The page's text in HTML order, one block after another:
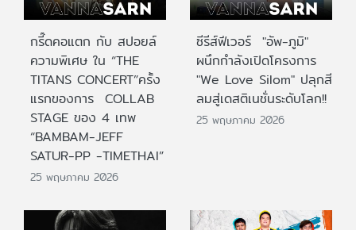
กรี๊ดคอแตก กับ สปอยล์
ความพิเศษ ใน “THE
TITANS CONCERT”ครั้ง
แรกของการ COLLAB
STAGE ของ 4 เทพ
“BAMBAM-JEFF
SATUR-PP -TIMETHAI”
25 พฤษภาคม 2026
ซีรีส์ฟีเวอร์ "อัพ-ภูมิ"
ผนึกกำลังเปิดโครงการ
"We Love Silom" ปลุกสี
ลมสู่เดสติเนชั่นระดับโลก!!
25 พฤษภาคม 2026